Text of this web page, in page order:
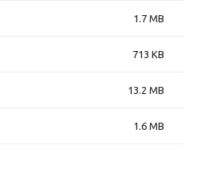
1.7 MB
713 KB
13.2 MB
1.6 MB